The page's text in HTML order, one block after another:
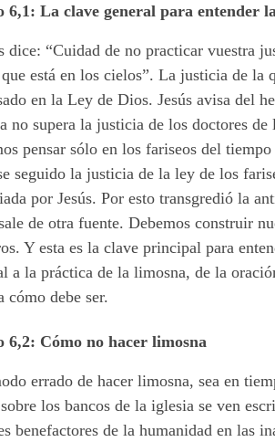
6,1: La clave general para entender
dice: “Cuidad de no practicar vuestra
está en los cielos”. La justicia de la
en la Ley de Dios. Jesús avisa del
no supera la justicia de los doctores
pensar sólo en los fariseos del
seguido la justicia de la ley de los
por Jesús. Por esto transgredió la
de otra fuente. Debemos construir
Y esta es la clave principal para
a la práctica de la limosna, de la
cómo debe ser.
6,2: Cómo no hacer limosna
errado de hacer limosna, sea en
los bancos de la iglesia se ven
benefactores de la humanidad en las